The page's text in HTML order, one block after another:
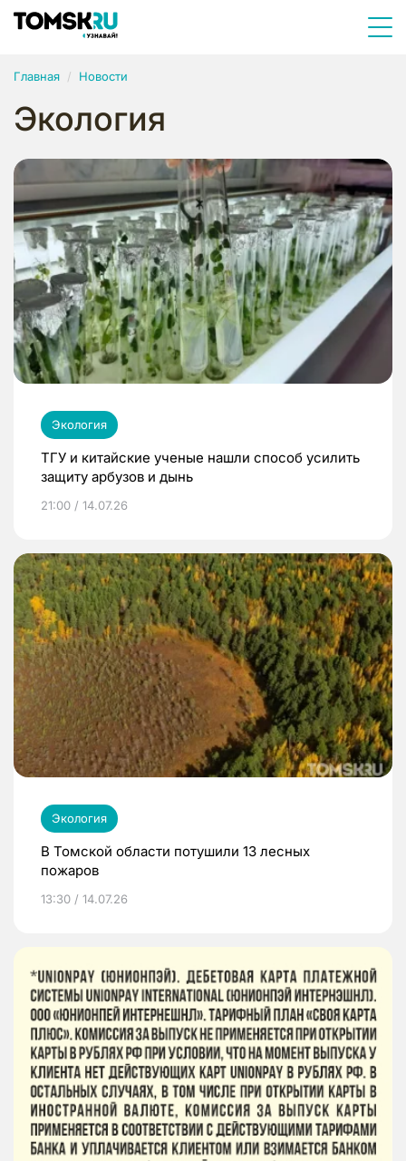
Главная Новости
Экология
Экология
ТГУ и китайские ученые нашли способ усилить
защиту арбузов и дынь
21:00 / 14.07.26
Экология
В Томской области потушили 13 лесных
пожаров
13:30 / 14.07.26